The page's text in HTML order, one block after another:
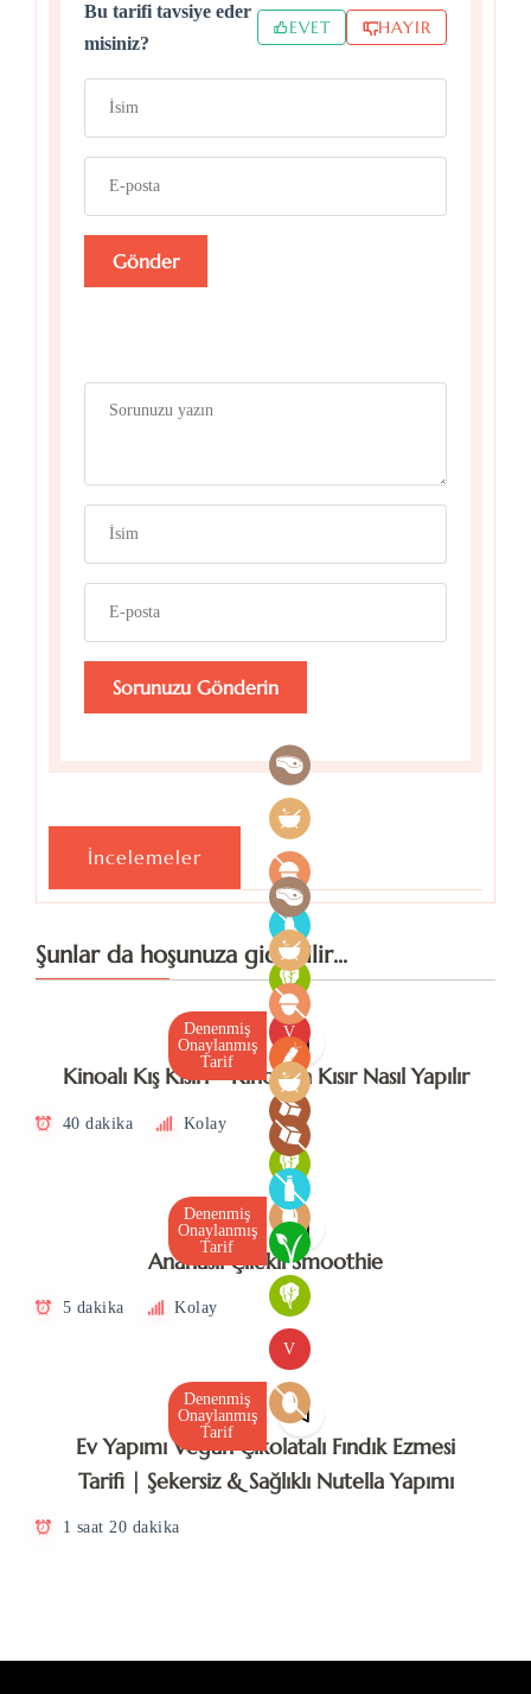
Bu tarifi tavsiye eder
misiniz?
EVET HAYIR
İncelemeler
Şunlar da hoşunuza gidebilir...
Denenmiş
Onaylanmış
Tarif
V
Kinoalı Kış Kısırı – Kinoayla Kısır Nasıl Yapılır
40 dakika Kolay
Denenmiş
Onaylanmış
Tarif
Ananaslı Çilekli Smoothie
5 dakika Kolay
Denenmiş
Onaylanmış
Tarif
V
Ev Yapımı Vegan Çikolatalı Fındık Ezmesi
Tarifi | Şekersiz & Sağlıklı Nutella Yapımı
1 saat 20 dakika